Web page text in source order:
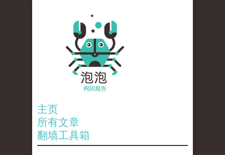
主页
所有文章
翻墙工具箱